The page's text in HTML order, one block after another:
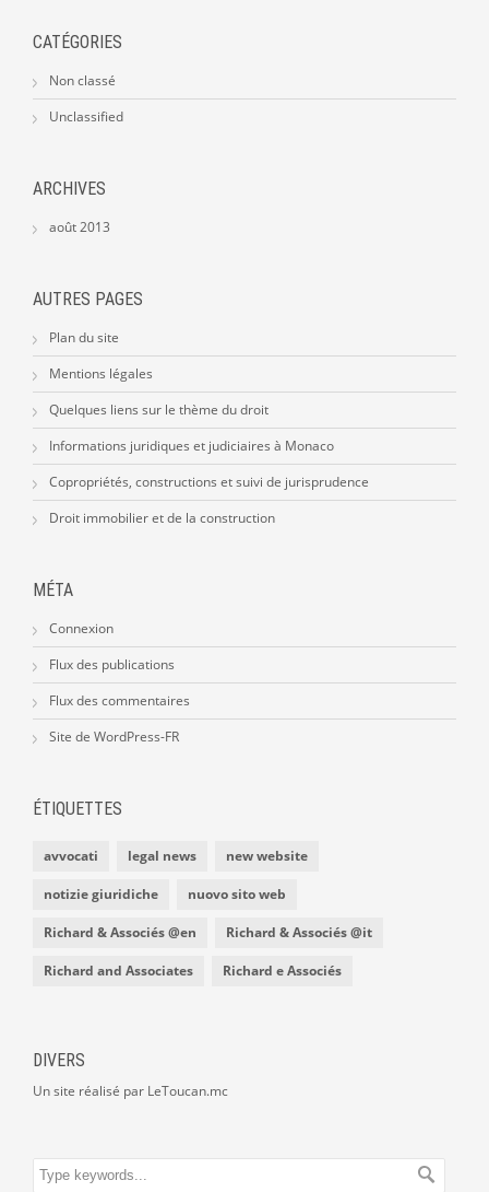
CATÉGORIES
Non classé
Unclassified
ARCHIVES
août 2013
AUTRES PAGES
Plan du site
Mentions légales
Quelques liens sur le thème du droit
Informations juridiques et judiciaires à Monaco
Copropriétés, constructions et suivi de jurisprudence
Droit immobilier et de la construction
MÉTA
Connexion
Flux des publications
Flux des commentaires
Site de WordPress-FR
ÉTIQUETTES
avvocati legal news new website
notizie giuridiche nuovo sito web
Richard & Associés @en Richard & Associés @it
Richard and Associates Richard e Associés
DIVERS
Un site réalisé par LeToucan.mc